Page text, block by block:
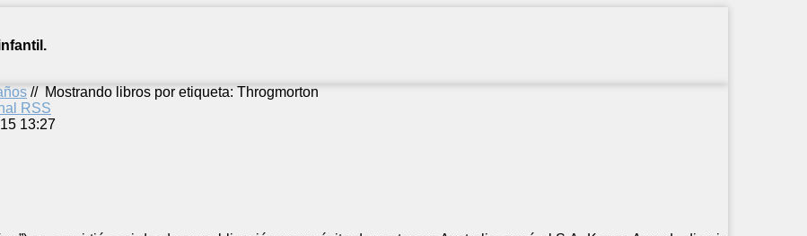
// Mostrando libros por etiqueta: Throgmorton
RSS
13:27